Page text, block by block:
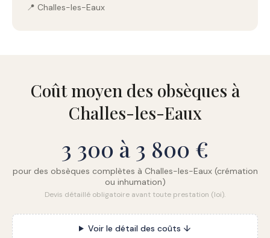
📍 Challes-les-Eaux
Coût moyen des obsèques à
Challes-les-Eaux
3 300 à 3 800 €
pour des obsèques complètes à Challes-les-Eaux (crémation
ou inhumation)
Devis détaillé obligatoire avant toute prestation (loi).
Voir le détail des coûts ↓